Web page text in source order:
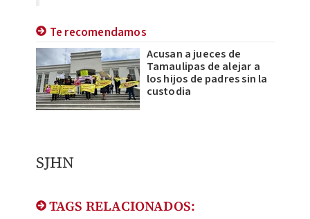
Te recomendamos
Acusan a jueces de
Tamaulipas de alejar a
los hijos de padres sin la
custodia
SJHN
TAGS RELACIONADOS: